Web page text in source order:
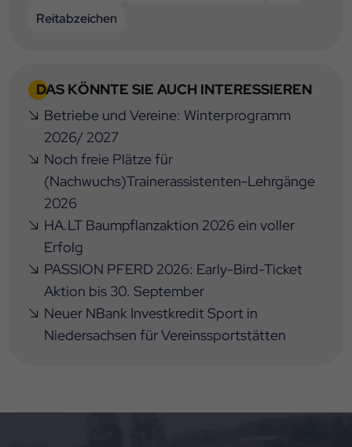
Reitabzeichen
DAS KÖNNTE SIE AUCH INTERESSIEREN
Betriebe und Vereine: Winterprogramm
2026/ 2027
Noch freie Plätze für
(Nachwuchs)Trainerassistenten-Lehrgänge
2026
HA.LT Baumpflanzaktion 2026 ein voller
Erfolg
PASSION PFERD 2026: Early-Bird-Ticket
Aktion bis 30. September
Neuer NBank Investkredit Sport in
Niedersachsen für Vereinssportstätten